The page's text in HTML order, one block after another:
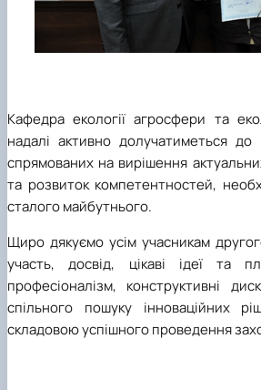
Кафедра екології агросфери та
надалі активно долучатиметься до
спрямованих на вирішення
та розвиток компетентностей,
сталого майбутнього.
Щиро дякуємо усім учасникам
участь, досвід, цікаві ідеї та
професіоналізм, конструктивні
спільного пошуку інноваційних
складовою успішного проведення